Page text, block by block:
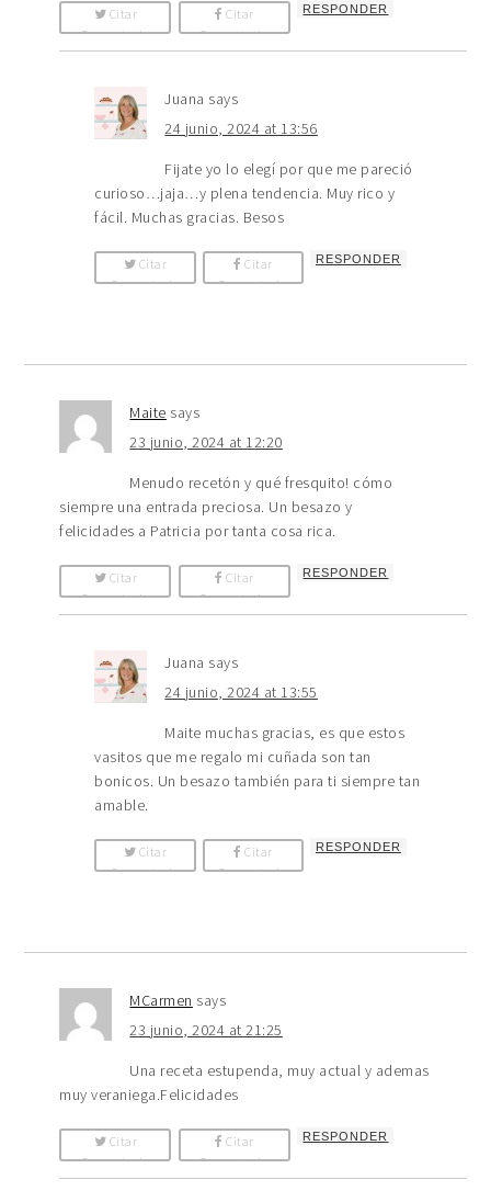
Citar
Comentario
Citar
Comentario
RESPONDER
Juana says
24 junio, 2024 at 13:56
Fijate yo lo elegí por que me pareció
curioso…jaja…y plena tendencia. Muy rico y
fácil. Muchas gracias. Besos
Citar
Comentario
Citar
Comentario
RESPONDER
Maite says
23 junio, 2024 at 12:20
Menudo recetón y qué fresquito! cómo
siempre una entrada preciosa. Un besazo y
felicidades a Patricia por tanta cosa rica.
Citar
Comentario
Citar
Comentario
RESPONDER
Juana says
24 junio, 2024 at 13:55
Maite muchas gracias, es que estos
vasitos que me regalo mi cuñada son tan
bonicos. Un besazo también para ti siempre tan
amable.
Citar
Comentario
Citar
Comentario
RESPONDER
MCarmen says
23 junio, 2024 at 21:25
Una receta estupenda, muy actual y ademas
muy veraniega.Felicidades
Citar
Comentario
Citar
Comentario
RESPONDER